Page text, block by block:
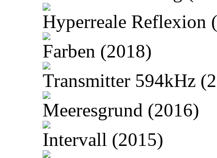
Hyperreale Reflexion
Farben (2018)
Transmitter 594kHz
Meeresgrund (2016)
Intervall (2015)